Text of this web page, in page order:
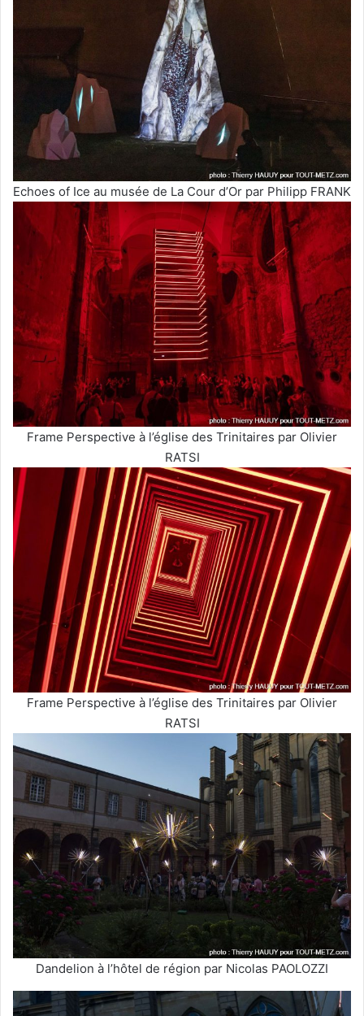
Echoes of Ice au musée de La Cour d’Or par Philipp FRANK
Frame Perspective à l’église des Trinitaires par Olivier
RATSI
Frame Perspective à l’église des Trinitaires par Olivier
RATSI
Dandelion à l’hôtel de région par Nicolas PAOLOZZI